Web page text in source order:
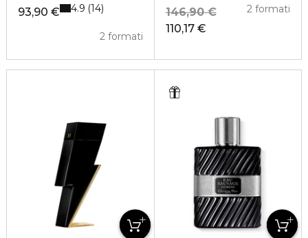
93,90 €
2 formati
4.9 14
110,17 €
146,90 € 2 formati